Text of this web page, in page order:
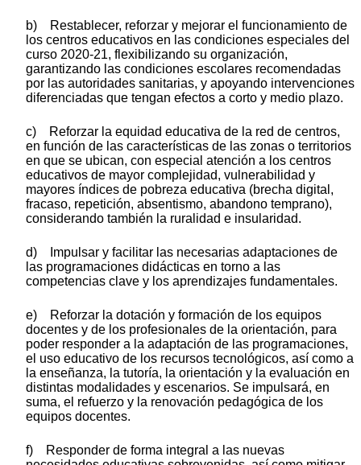
b) Restablecer, reforzar y mejorar el funcionamiento de
los centros educativos en las condiciones especiales del
curso 2020-21, flexibilizando su organización,
garantizando las condiciones escolares recomendadas
por las autoridades sanitarias, y apoyando intervenciones
diferenciadas que tengan efectos a corto y medio plazo.
c) Reforzar la equidad educativa de la red de centros,
en función de las características de las zonas o territorios
en que se ubican, con especial atención a los centros
educativos de mayor complejidad, vulnerabilidad y
mayores índices de pobreza educativa (brecha digital,
fracaso, repetición, absentismo, abandono temprano),
considerando también la ruralidad e insularidad.
d) Impulsar y facilitar las necesarias adaptaciones de
las programaciones didácticas en torno a las
competencias clave y los aprendizajes fundamentales.
e) Reforzar la dotación y formación de los equipos
docentes y de los profesionales de la orientación, para
poder responder a la adaptación de las programaciones,
el uso educativo de los recursos tecnológicos, así como a
la enseñanza, la tutoría, la orientación y la evaluación en
distintas modalidades y escenarios. Se impulsará, en
suma, el refuerzo y la renovación pedagógica de los
equipos docentes.
f) Responder de forma integral a las nuevas